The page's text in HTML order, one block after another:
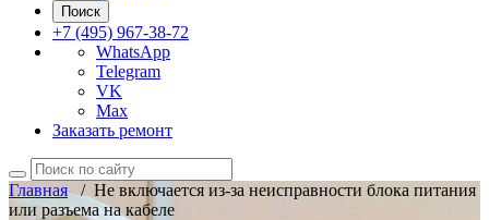
Поиск
+7 (495) 967-38-72
WhatsApp
Telegram
VK
Max
Заказать ремонт
Главная/ Не включается из-за неисправности блока питания
или разъема на кабеле